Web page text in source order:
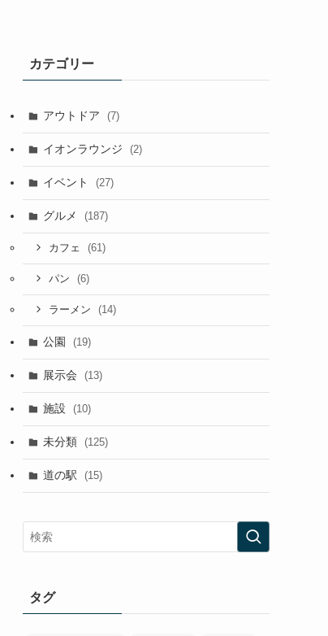
カテゴリー
アウトドア (7)
イオンラウンジ (2)
イベント (27)
グルメ (187)
カフェ (61)
パン (6)
ラーメン (14)
公園 (19)
展示会 (13)
施設 (10)
未分類 (125)
道の駅 (15)
タグ